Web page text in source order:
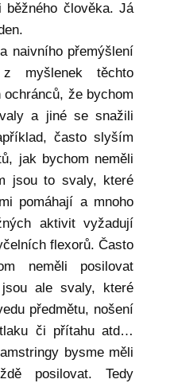
člověka. Já
naivního přemýšlení
myšlenek těchto
že bychom
a jiné se snažili
často slyším
jak bychom neměli
jsou to svaly, které
pomáhají a mnoho
aktivit vyžadují
flexorů. Často
neměli posilovat
ale svaly, které
předmětu, nošení
či přítahu atd…
bysme měli
posilovat. Tedy